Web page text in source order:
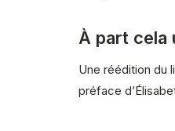
À part cela
Une réédition du
préface